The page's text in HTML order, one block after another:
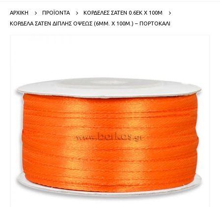
ΑΡΧΙΚΗ ΠΡΟΪΟΝΤΑ
ΚΟΡΔΕΛΕΣ ΣΑΤΕΝ 0.6ΕΚ Χ 100Μ
ΚΟΡΔΈΛΑ ΣΑΤΈΝ ΔΙΠΛΉΣ ΌΨΕΩΣ (6MM. X 100Μ.) – ΠΟΡΤΟΚΑΛΊ